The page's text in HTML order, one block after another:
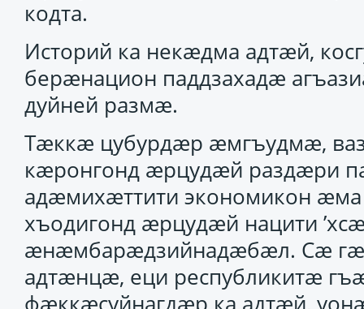
кодта.
Историй ка некӕдма адтӕй,
берӕнацион паддзахадӕ
дуйней размӕ.
Тӕккӕ цубурдӕр ӕмгъудмӕ,
кӕронгонд ӕрцудӕй раздӕри
адӕмихӕттити экономикон
хъодигонд ӕрцудӕй нацити
ӕнӕмбарӕдзийнадӕбӕл. Сӕ
адтӕнцӕ, еци республикитӕ
фӕккӕсуйнагдӕр ка адтӕй,